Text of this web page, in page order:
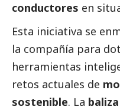
conductores en
Esta iniciativa se
la compañía para
herramientas
retos actuales de
sostenible. La